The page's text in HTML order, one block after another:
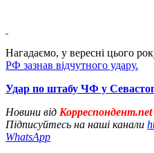
Нагадаємо, у вересні цього
РФ зазнав відчутного удару.
Удар по штабу ЧФ у
Новини від Корреспондент.net
Підписуйтесь на наші канали
WhatsApp